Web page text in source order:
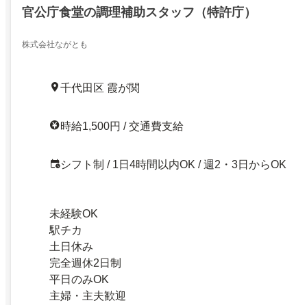
官公庁食堂の調理補助スタッフ（特許庁）
株式会社ながとも
千代田区 霞が関
時給1,500円 / 交通費支給
シフト制 / 1日4時間以内OK / 週2・3日からOK
未経験OK
駅チカ
土日休み
完全週休2日制
平日のみOK
主婦・主夫歓迎